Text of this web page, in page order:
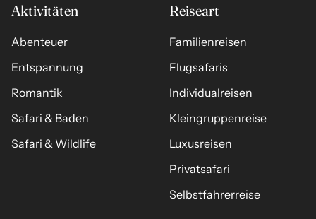
Aktivitäten
Abenteuer
Entspannung
Romantik
Safari & Baden
Safari & Wildlife
Reiseart
Familienreisen
Flugsafaris
Individualreisen
Kleingruppenreise
Luxusreisen
Privatsafari
Selbstfahrerreise